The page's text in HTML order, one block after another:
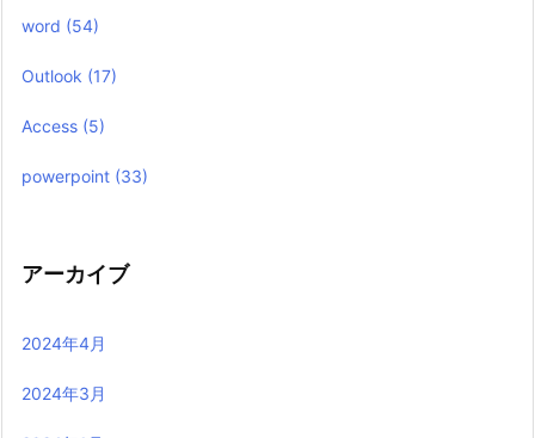
word (54)
Outlook (17)
Access (5)
powerpoint (33)
アーカイブ
2024年4月
2024年3月